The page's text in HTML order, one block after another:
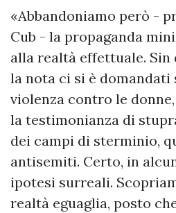
«Abbandoniamo però -
Cub - la propaganda
alla realtà effettuale. Sin
la nota ci si è
violenza contro le
la testimonianza di
dei campi di sterminio,
antisemiti. Certo, in
ipotesi surreali.
realtà eguaglia, posto